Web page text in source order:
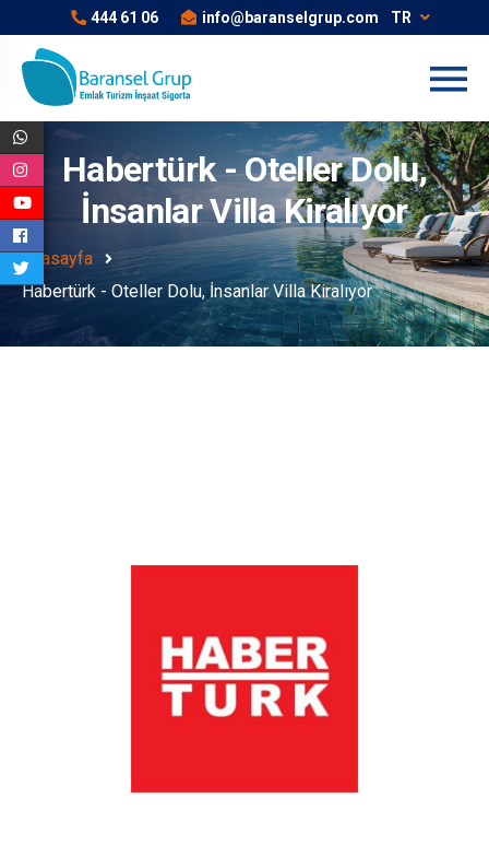
444 61 06 info@baranselgrup.com TR
Habertürk - Oteller Dolu,
İnsanlar Villa Kiralıyor
Anasayfa
Habertürk - Oteller Dolu, İnsanlar Villa Kiralıyor